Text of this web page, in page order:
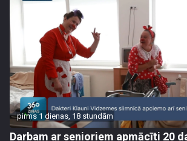
pirms 1 dienas, 18 stundām
Darbam ar senioriem apmācīti 20